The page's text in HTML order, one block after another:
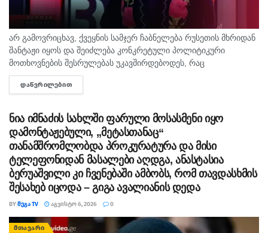
არ გამოვრიცხავ, ქვეყნის სამჯერ ჩაბნელება რუსეთის მხრიდან
შანტაჟი იყოს და შეიძლება კონკრეტული პოლიტიკური
მოთხოვნების შესრულებას უკავშირდებოდეს, რაც
ხელისუფლებისთვის ძნელად ასახსნელია საზოგადოებისთვის.
ვფიქრობ, ეს მოთხოვნები უფრო ოკუპირებულ რეგიონებს უნდა
ᲓᲐᲬᲕᲠᲘᲚᲔᲑᲘᲗ
ნია იმნაძის სახლში ფარული მოსასმენი იყო
დამონტაჟებული, „მეტასთანაც“
თანამშრომლობდა პროკურატურა და მისი
ტელეფონიდან მასალები აღდგა, ანასტასია
ბერუაშვილი კი ჩვენებაში ამბობს, რომ თავდასხმის
შესახებ იცოდა – გიგა ავალიანის დედა
BYᲛᲔᲒᲐ TV ᲐᲒᲕᲘᲡᲢᲝ 6, 2026 0
ᲛᲗᲐᲕᲐᲠᲘ